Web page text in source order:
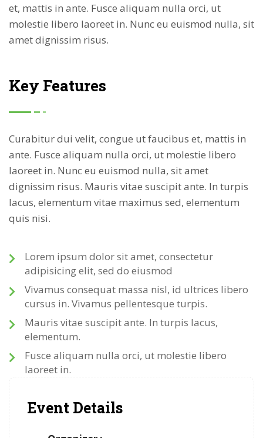
et, mattis in ante. Fusce aliquam nulla orci, ut
molestie libero laoreet in. Nunc eu euismod nulla, sit
amet dignissim risus.
Key Features
Curabitur dui velit, congue ut faucibus et, mattis in
ante. Fusce aliquam nulla orci, ut molestie libero
laoreet in. Nunc eu euismod nulla, sit amet
dignissim risus. Mauris vitae suscipit ante. In turpis
lacus, elementum vitae maximus sed, elementum
quis nisi.
Lorem ipsum dolor sit amet, consectetur
adipisicing elit, sed do eiusmod
Vivamus consequat massa nisl, id ultrices libero
cursus in. Vivamus pellentesque turpis.
Mauris vitae suscipit ante. In turpis lacus,
elementum.
Fusce aliquam nulla orci, ut molestie libero
laoreet in.
Event Details